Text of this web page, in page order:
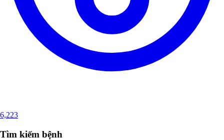
6,223
Tìm kiếm bệnh